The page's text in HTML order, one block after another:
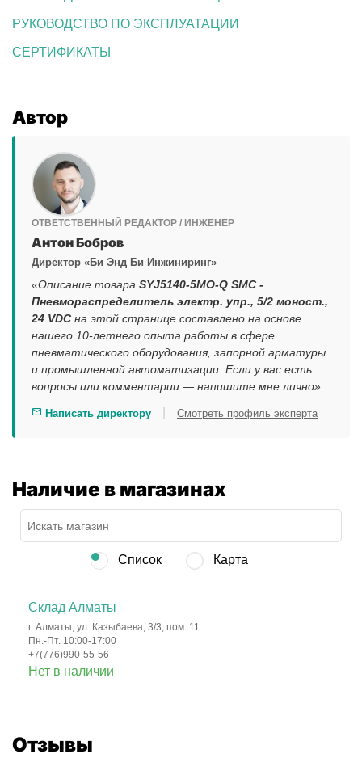
РУКОВОДСТВО ПО ЭКСПЛУАТАЦИИ
СЕРТИФИКАТЫ
Автор
ОТВЕТСТВЕННЫЙ РЕДАКТОР / ИНЖЕНЕР
Антон Бобров
Директор «Би Энд Би Инжиниринг»
«Описание товара SYJ5140-5MO-Q SMC -
Пневмораспределитель электр. упр., 5/2 моност.,
24 VDC на этой странице составлено на основе
нашего 10-летнего опыта работы в сфере
пневматического оборудования, запорной арматуры
и промышленной автоматизации. Если у вас есть
вопросы или комментарии — напишите мне лично».
Написать директору Смотреть профиль эксперта
Наличие в магазинах
Список Карта
Склад Алматы
г. Алматы, ул. Казыбаева, 3/3, пом. 11
Пн.-Пт. 10:00-17:00
+7(776)990-55-56
Нет в наличии
Отзывы